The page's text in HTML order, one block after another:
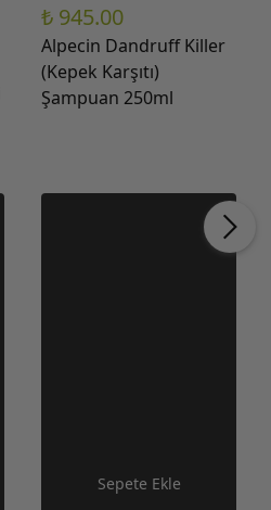
₺ 945.00
Alpecin Dandruff Killer
(Kepek Karşıtı)
Şampuan 250ml
Sepete Ekle